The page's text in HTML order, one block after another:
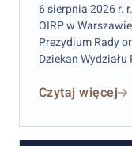
6 sierpnia 2026 r.
OIRP w
Prezydium Rady
Dziekan
zakresie
Czytaj więcej